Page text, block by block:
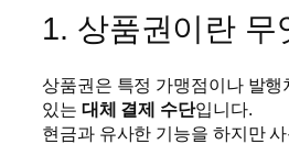
1. 상품권이란 무
상품권은 특정 가맹점이나 발행
있는 대체 결제 수단입니다.
현금과 유사한 기능을 하지만